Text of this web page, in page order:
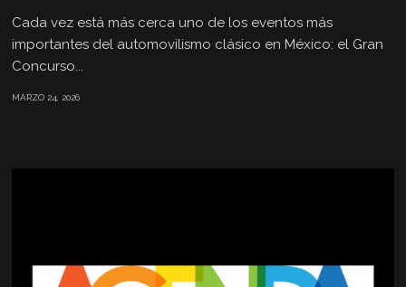
Cada vez está más cerca uno de los eventos más
importantes del automovilismo clásico en México: el Gran
Concurso...
MARZO 24, 2026